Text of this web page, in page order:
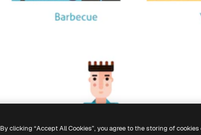
By clicking “Accept All Cookies”, you agree to the storing of